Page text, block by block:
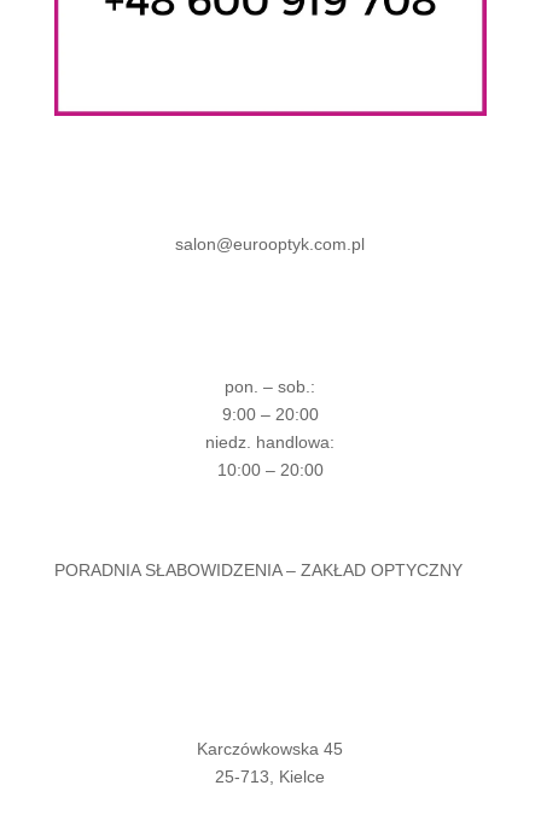
salon@eurooptyk.com.pl
pon. – sob.:
9:00 – 20:00
niedz. handlowa:
10:00 – 20:00
PORADNIA SŁABOWIDZENIA – ZAKŁAD OPTYCZNY
Karczówkowska 45
25-713, Kielce